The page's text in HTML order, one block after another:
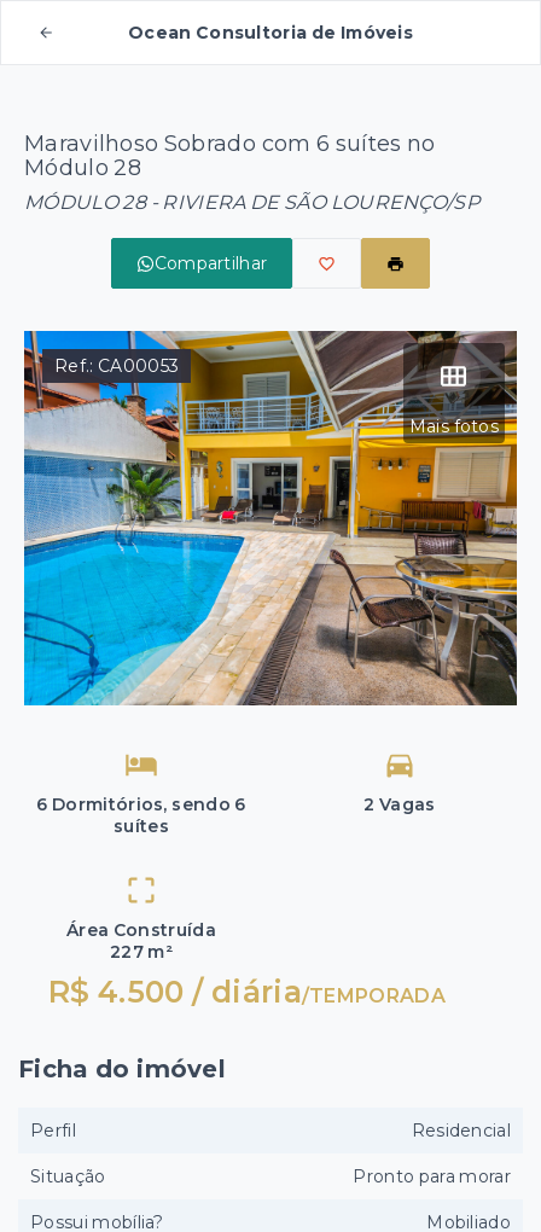
Ocean Consultoria de Imóveis
Maravilhoso Sobrado com 6 suítes no
Módulo 28
MÓDULO 28 - RIVIERA DE SÃO LOURENÇO/SP
Compartilhar
Mais fotos
Ref.: CA00053
6 Dormitórios, sendo 6
suítes
2 Vagas
Área Construída
227 m²
R$ 4.500 / diária/TEMPORADA
Ficha do imóvel
Perfil Residencial
Situação Pronto para morar
Possui mobília? Mobiliado